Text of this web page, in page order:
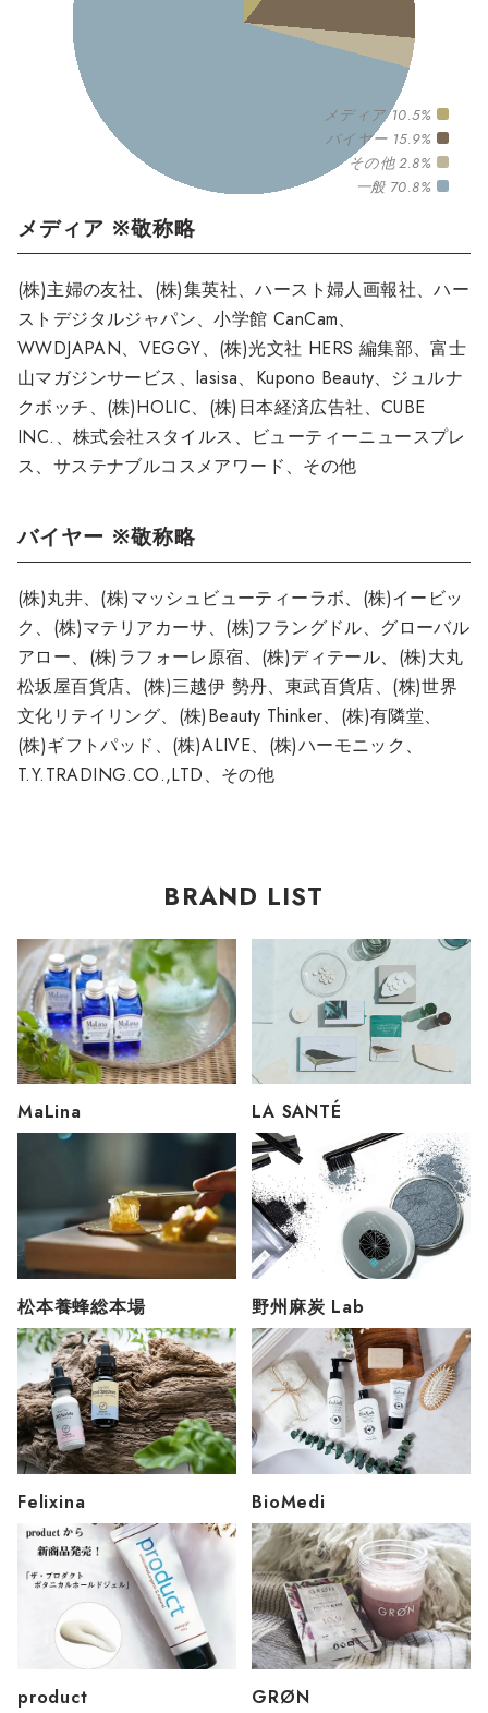
メディア 10.5%
バイヤー 15.9%
その他 2.8%
一般 70.8%
メディア ※敬称略
(株)主婦の友社、(株)集英社、ハースト婦人画報社、ハー
ストデジタルジャパン、小学館 CanCam、
WWDJAPAN、VEGGY、(株)光文社 HERS 編集部、富士
山マガジンサービス、lasisa、Kupono Beauty、ジュルナ
クボッチ、(株)HOLIC、(株)日本経済広告社、CUBE
INC.、株式会社スタイルス、ビューティーニュースプレ
ス、サステナブルコスメアワード、その他
バイヤー ※敬称略
(株)丸井、(株)マッシュビューティーラボ、(株)イービッ
ク、(株)マテリアカーサ、(株)フラングドル、グローバル
アロー、(株)ラフォーレ原宿、(株)ディテール、(株)大丸
松坂屋百貨店、(株)三越伊 勢丹、東武百貨店、(株)世界
文化リテイリング、(株)Beauty Thinker、(株)有隣堂、
(株)ギフトパッド、(株)ALIVE、(株)ハーモニック、
T.Y.TRADING.CO.,LTD、その他
BRAND LIST
MaLina LA SANTÉ
松本養蜂総本場 野州麻炭 Lab
Felixina BioMedi
product GRØN